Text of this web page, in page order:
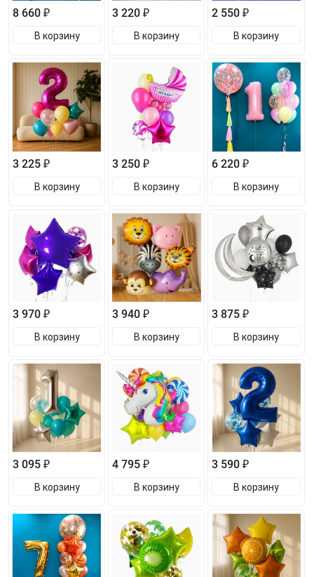
8 660 ₽
В корзину
3 220 ₽
В корзину
2 550 ₽
В корзину
3 225 ₽
В корзину
3 250 ₽
В корзину
6 220 ₽
В корзину
3 970 ₽
В корзину
3 940 ₽
В корзину
3 875 ₽
В корзину
3 095 ₽
В корзину
4 795 ₽
В корзину
3 590 ₽
В корзину